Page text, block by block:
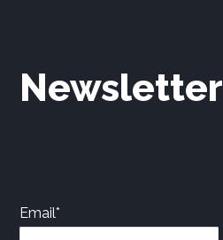
Newsletter
Email*